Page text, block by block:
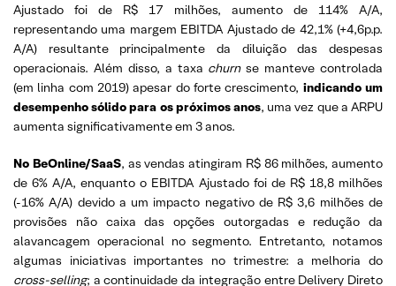
Ajustado foi de R$ 17 milhões, aumento de 114% A/A,
representando uma margem EBITDA Ajustado de 42,1% (+4,6p.p.
A/A) resultante principalmente da diluição das despesas
operacionais. Além disso, a taxa churnse manteve controlada
(em linha com 2019) apesar do forte crescimento, indicando um
desempenho sólido para os próximos anos, uma vez que a ARPU
aumenta significativamente em 3 anos.
No BeOnline/SaaS, as vendas atingiram R$ 86 milhões, aumento
de 6% A/A, enquanto o EBITDA Ajustado foi de R$ 18,8 milhões
(-16% A/A) devido a um impacto negativo de R$ 3,6 milhões de
provisões não caixa das opções outorgadas e redução da
alavancagem operacional no segmento. Entretanto, notamos
algumas iniciativas importantes no trimestre: a melhoria do
cross-selling; a continuidade da integração entre Delivery Direto